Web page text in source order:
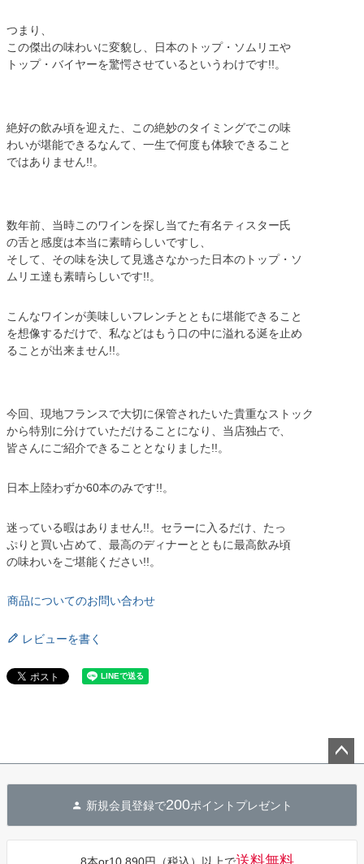
つまり、
この傑出の味わいに変貌し、日本のトップ・ソムリエや
トップ・バイヤーを驚愕させているというわけです!!。
絶好の飲み頃を迎えた、この絶妙のタイミングでこの味
わいが堪能できるなんて、一生で何度も体験できること
ではありません!!。
数年前、当時このワインを探し当てた有名ティスター氏
の舌と感度は本当に素晴らしいですし、
そして、その味を決して見逃さなかった日本のトップ・ソ
ムリエ達も素晴らしいです!!。
こんなワインが美味しいフレンチとともに堪能できること
を想像するだけで、私などはもう口の中に溢れる涎を止め
ることが出来ません!!。
今回、現地フランスで大切に保管されたいた貴重なストック
から特別に分けていただけることになり、当店独占で、
皆さんにご紹介できることとなりました!!。
日本上陸わずか60本のみです!!。
迷っている暇はありません!!。セラーに入るだけ、たっ
ぷりと買い占めて、最高のディナーとともに最高飲み頃
の味わいをご堪能ください!!。
商品についてのお問い合わせ
レビューを書く
へ
新規会員登録で200ポイントプレゼント